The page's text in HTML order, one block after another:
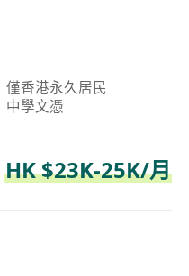
僅香港永久居民
中學文憑
HK $23K-25K/月